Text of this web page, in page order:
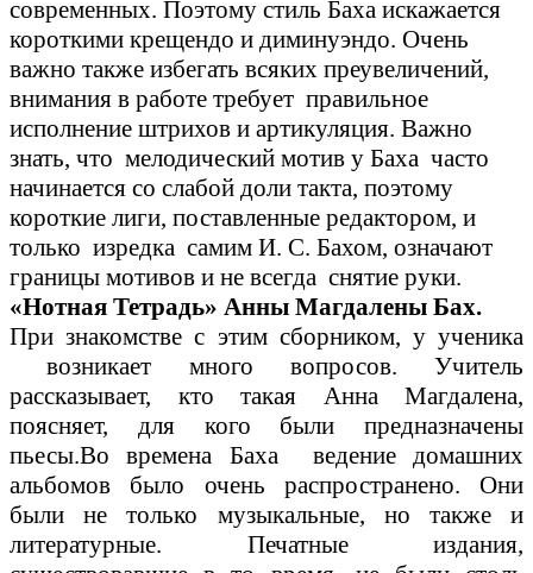
современных. Поэтому стиль Баха искажается
короткими крещендо и диминуэндо. Очень
важно также избегать всяких преувеличений,
внимания в работе требует правильное
исполнение штрихов и артикуляция. Важно
знать, что мелодический мотив у Баха часто
начинается со слабой доли такта, поэтому
короткие лиги, поставленные редактором, и
только изредка самим И. С. Бахом, означают
границы мотивов и не всегда снятие руки.
«Нотная Тетрадь» Анны Магдалены Бах.
При знакомстве с этим сборником, у ученика
возникает много вопросов. Учитель
рассказывает, кто такая Анна Магдалена,
поясняет, для кого были предназначены
пьесы.Во времена Баха ведение домашних
альбомов было очень распространено. Они
были не только музыкальные, но также и
литературные. Печатные издания,